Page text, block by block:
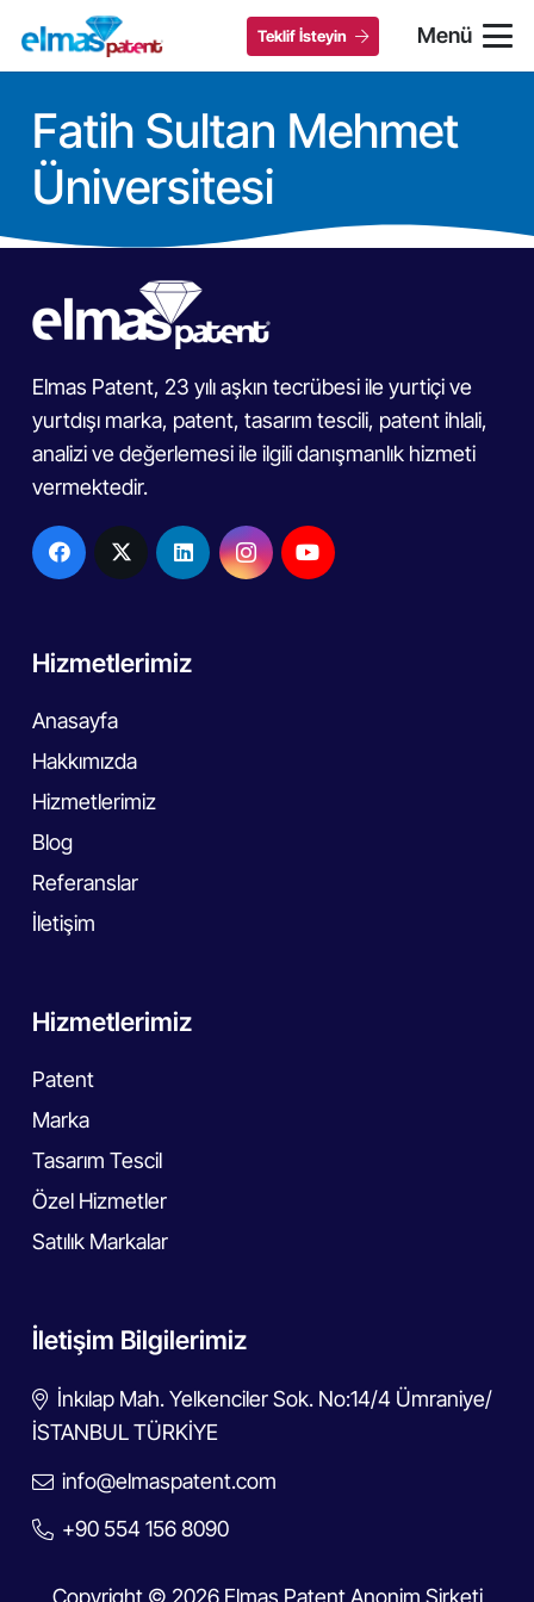
Teklif İsteyin Menü
Fatih Sultan Mehmet
Üniversitesi
Elmas Patent, 23 yılı aşkın tecrübesi ile yurtiçi ve
yurtdışı marka, patent, tasarım tescili, patent ihlali,
analizi ve değerlemesi ile ilgili danışmanlık hizmeti
vermektedir.
Hizmetlerimiz
Anasayfa
Hakkımızda
Hizmetlerimiz
Blog
Referanslar
İletişim
Hizmetlerimiz
Patent
Marka
Tasarım Tescil
Özel Hizmetler
Satılık Markalar
İletişim Bilgilerimiz
İnkılap Mah. Yelkenciler Sok. No:14/4 Ümraniye/
İSTANBUL TÜRKİYE
info@elmaspatent.com
+90 554 156 8090